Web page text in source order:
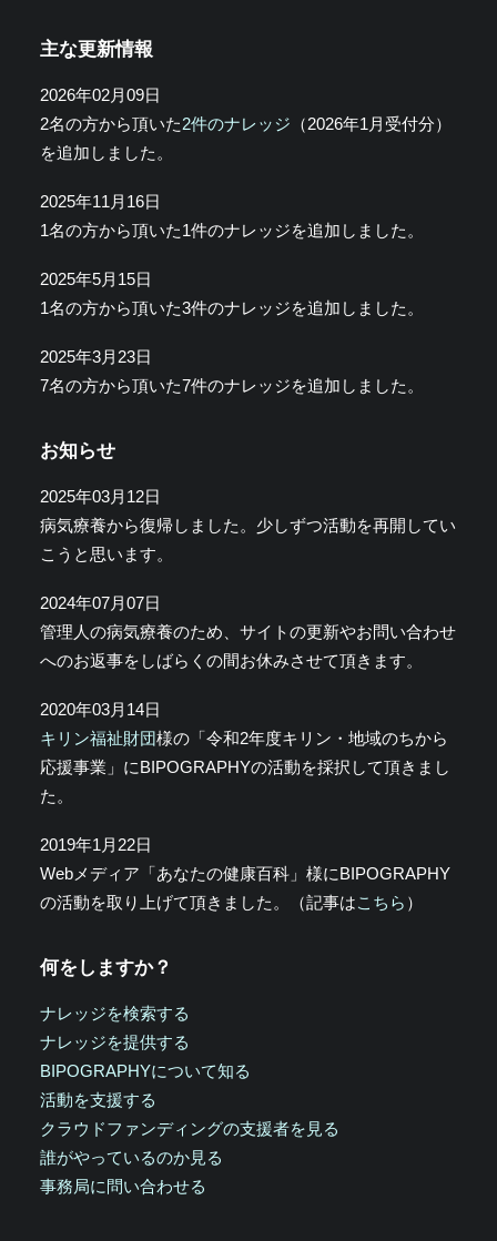
主な更新情報
2026年02月09日
2名の方から頂いた2件のナレッジ （2026年1月受付分）
を追加しました。
2025年11月16日
1名の方から頂いた1件のナレッジを追加しました。
2025年5月15日
1名の方から頂いた3件のナレッジを追加しました。
2025年3月23日
7名の方から頂いた7件のナレッジを追加しました。
お知らせ
2025年03月12日
病気療養から復帰しました。少しずつ活動を再開してい
こうと思います。
2024年07月07日
管理人の病気療養のため、サイトの更新やお問い合わせ
へのお返事をしばらくの間お休みさせて頂きます。
2020年03月14日
キリン福祉財団様の「令和2年度キリン・地域のちから
応援事業」にBIPOGRAPHYの活動を採択して頂きまし
た。
2019年1月22日
Webメディア「あなたの健康百科」様にBIPOGRAPHY
の活動を取り上げて頂きました。（記事はこちら ）
何をしますか？
ナレッジを検索する
ナレッジを提供する
BIPOGRAPHYについて知る
活動を支援する
クラウドファンディングの支援者を見る
誰がやっているのか見る
事務局に問い合わせる